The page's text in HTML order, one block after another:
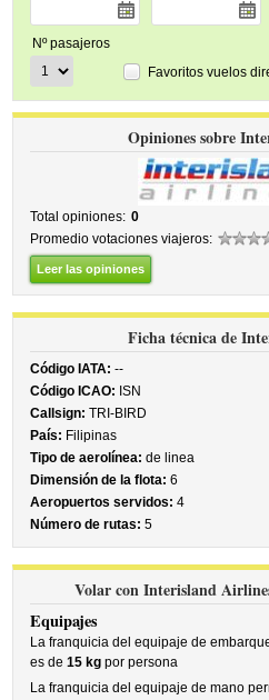
Nº pasajeros
Favoritos vuelos
Opiniones sobre
Total opiniones: 0
Promedio votaciones viajeros:
Leer las opiniones
Ficha técnica de
Código IATA: --
Código ICAO: ISN
Callsign: TRI-BIRD
País: Filipinas
Tipo de aerolínea: de linea
Dimensión de la flota: 6
Aeropuertos servidos: 4
Número de rutas: 5
Volar con Interisland
Equipajes
La franquicia del equipaje de
es de15 kg por persona
La franquicia del equipaje de mano